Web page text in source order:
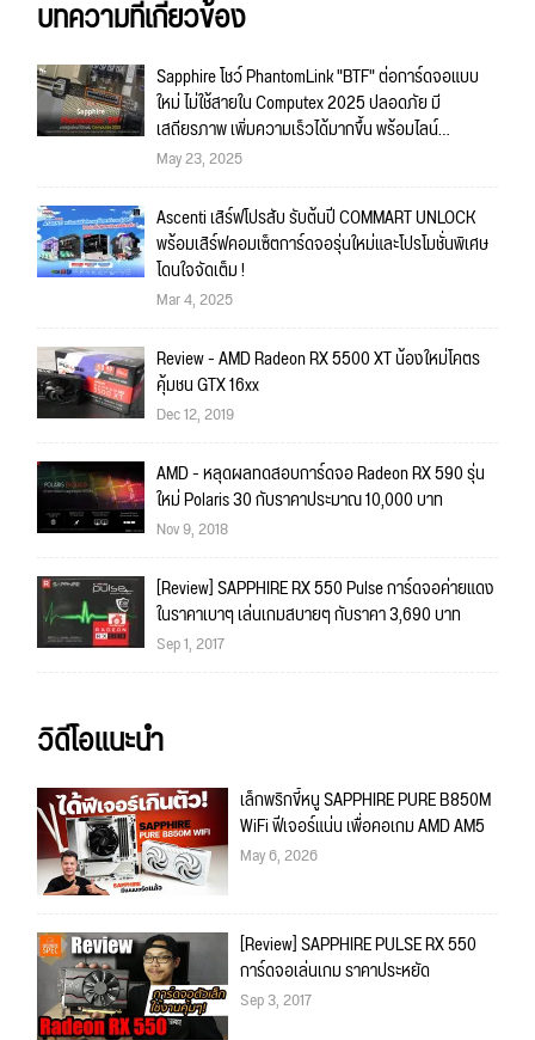
บทความที่เกี่ยวข้อง
Sapphire โชว์ PhantomLink "BTF" ต่อการ์ดจอแบบ
ใหม่ ไม่ใช้สายใน Computex 2025 ปลอดภัย มี
เสถียรภาพ เพิ่มความเร็วได้มากขึ้น พร้อมไลน์
เมนบอร์ดและการ์ดจอรุ่นใหม่
May 23, 2025
Ascenti เสิร์ฟโปรสับ รับต้นปี COMMART UNLOCK
พร้อมเสิร์ฟคอมเซ็ตการ์ดจอรุ่นใหม่และโปรโมชั่นพิเศษ
โดนใจจัดเต็ม !
Mar 4, 2025
Review - AMD Radeon RX 5500 XT น้องใหม่โคตร
คุ้มชน GTX 16xx
Dec 12, 2019
AMD - หลุดผลทดสอบการ์ดจอ Radeon RX 590 รุ่น
ใหม่ Polaris 30 กับราคาประมาณ 10,000 บาท
Nov 9, 2018
[Review] SAPPHIRE RX 550 Pulse การ์ดจอค่ายแดง
ในราคาเบาๆ เล่นเกมสบายๆ กับราคา 3,690 บาท
Sep 1, 2017
วิดีโอแนะนำ
เล็กพริกขี้หนู SAPPHIRE PURE B850M
WiFi ฟีเจอร์แน่น เพื่อคอเกม AMD AM5
May 6, 2026
[Review] SAPPHIRE PULSE RX 550
การ์ดจอเล่นเกม ราคาประหยัด
Sep 3, 2017